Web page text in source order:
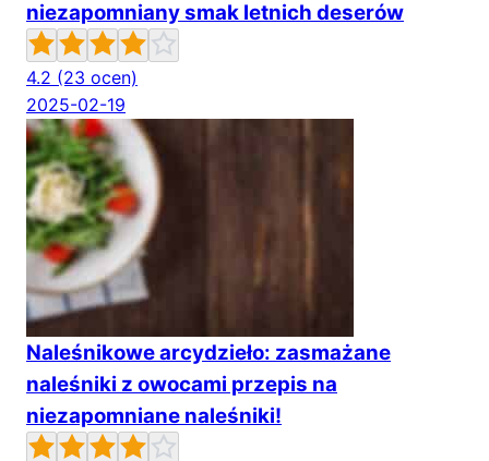
niezapomniany smak letnich deserów
4.2 (23 ocen)
2025-02-19
Naleśnikowe arcydzieło: zasmażane
naleśniki z owocami przepis na
niezapomniane naleśniki!